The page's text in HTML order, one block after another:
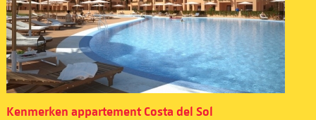
Kenmerken appartement Costa del Sol